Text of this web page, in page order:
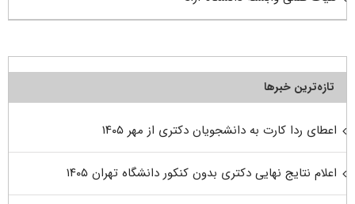
تازه‌ترین خبرها
اعطای ردا کارت به دانشجویان دکتری از مهر ۱۴۰۵
اعلام نتایج نهایی دکتری بدون کنکور دانشگاه تهران ۱۴۰۵